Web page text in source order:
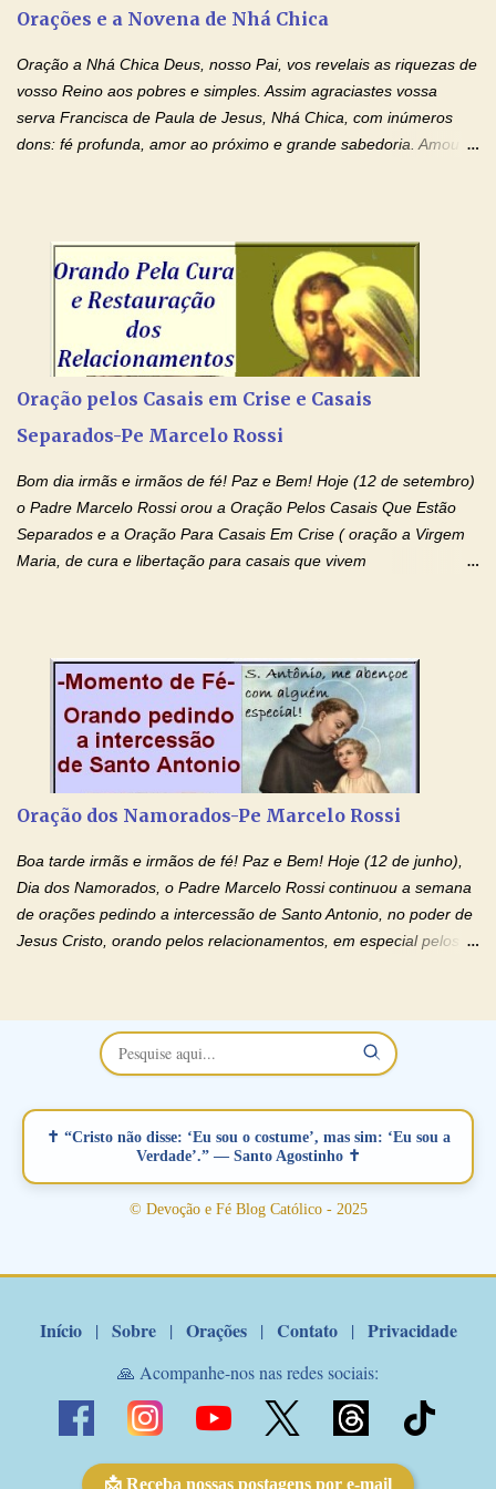
amo. Nós precisamos desesperadamente de cura física e
espiritual, através do toque consolador de tuas Mãos
ensanguentadas e infinitamente poderosas. Eu reconheço,
apesar de toda a minha limitação e da infinidade dos meus ...
Orações e a Novena de Nhá Chica
Oração a Nhá Chica Deus, nosso Pai, vos revelais as riquezas de
vosso Reino aos pobres e simples. Assim agraciastes vossa
serva Francisca de Paula de Jesus, Nhá Chica, com inúmeros
dons: fé profunda, amor ao próximo e grande sabedoria. Amou a
Senhor Jesus Cristo, vosso Filho, na unidade do Espírito Santo.
Amém. Novena a Nhá Chica (Oração para obter os favores
celestiais através da intercessão da Serva de Deus Nhá Chica)
(Rezar durante nove dias seguidos ou intercalados) Nhá Chica,
recorro a vós como intercessora entre a Bondade Divina e as
entregueis nas mãos do Santíssimo o meu pedido urgente (Fazer
o pedido). Acolhei, Nhá Chica, no vosso coração bondoso as
Oração pelos Casais em Crise e Casais
Separados-Pe Marcelo Rossi
Bom dia irmãs e irmãos de fé! Paz e Bem! Hoje (12 de setembro)
o Padre Marcelo Rossi orou a Oração Pelos Casais Que Estão
Separados e a Oração Para Casais Em Crise ( oração a Virgem
Maria, de cura e libertação para casais que vivem
no programa de rádio Momento de Fé, pela cura dos
relacionamentos. Seu relacionamento está doente? Você está
sofrendo? Então ouça o Momento de Fé e entre nesta corrente
de orações abençoadas, d eixe o Amor Ágape de Jesus curar e
restaurar você e seu relacionamento. Adriana-Devoção e Fé
separados, devido ao envolvimento de outras pessoas no
relacionamento e que minaram, espiritualmente, a relação do
casal. Vamos orar (coloque o seu esposo ou esposa diante de
Deus). "Senhor Jesus, restaura os laços ...
Oração dos Namorados-Pe Marcelo Rossi
Boa tarde irmãs e irmãos de fé! Paz e Bem! Hoje (12 de junho),
Dia dos Namorados, o Padre Marcelo Rossi continuou a semana
de orações pedindo a intercessão de Santo Antonio, no poder de
Jesus Cristo, orando pelos relacionamentos, em especial pelos
maravilhosos cartões que coloquei aqui para vocês. Não perca
esta abençoada semana no Momento de Fé do Padre Marcelo,
vamos juntos formar esta forte corrente de orações. Você que
verdadeiro, ou que está com problemas no relacionamento
amoroso, creia na poderosa intercessão deste santo amigo:
Santo Antonio! Tenha fé, não desista, pois ele intercede por nós
junto a Jesus! Fique no Amor Ágape de Jesus e no Amor Materno
✝ “Cristo não disse: ‘Eu sou o costume’, mas sim: ‘Eu sou a
Verdade’.” — Santo Agostinho ✝
© Devoção e Fé Blog Católico - 2025
Início | Sobre | Orações | Contato | Privacidade
🙏 Acompanhe-nos nas redes sociais:
📩 Receba nossas postagens por e-mail